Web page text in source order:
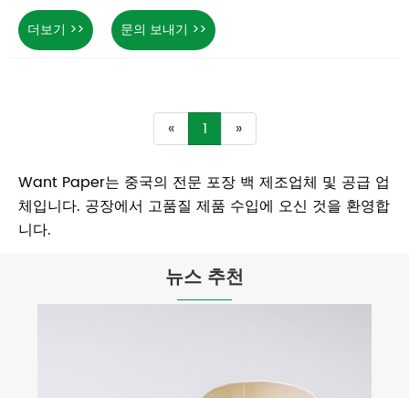
더보기 >>
문의 보내기 >>
« 1 »
Want Paper는 중국의 전문 포장 백 제조업체 및 공급 업
체입니다. 공장에서 고품질 제품 수입에 오신 것을 환영합
니다.
뉴스 추천